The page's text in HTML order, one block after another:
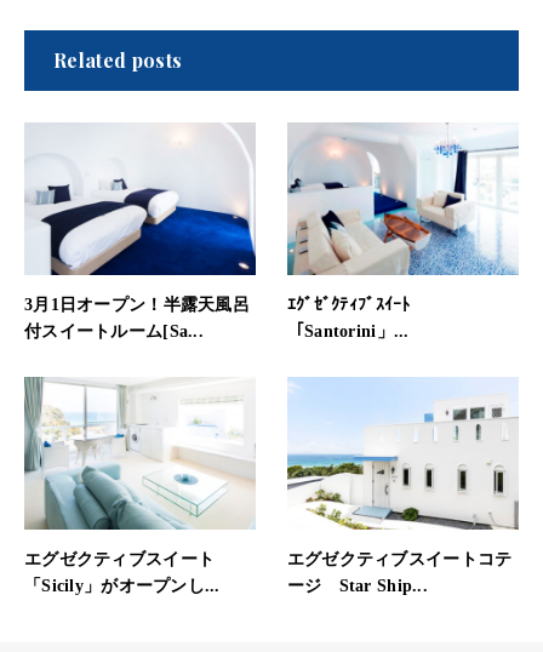
Related posts
3月1日オープン！半露天風呂
付スイートルーム[Sa...
ｴｸﾞｾﾞｸﾃｨﾌﾞｽｲｰﾄ
「Santorini」...
エグゼクティブスイート
「Sicily」がオープンし...
エグゼクティブスイートコテ
ージ Star Ship...